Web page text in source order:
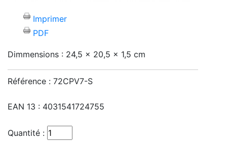
Imprimer
PDF
Dimmensions : 24,5 x 20,5 x 1,5 cm
Référence : 72CPV7-S
EAN 13 : 4031541724755
Quantité :